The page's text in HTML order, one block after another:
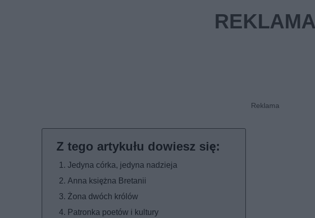
Jedyna córka, jedyna nadzieja
Anna księżna Bretanii
Żona dwóch królów
Patronka poetów i kultury